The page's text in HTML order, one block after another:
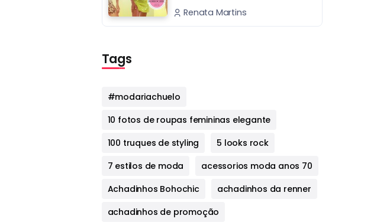
Renata Martins
Tags
#modariachuelo
10 fotos de roupas femininas elegante
100 truques de styling
5 looks rock
7 estilos de moda
acessorios moda anos 70
Achadinhos Bohochic
achadinhos da renner
achadinhos de promoção